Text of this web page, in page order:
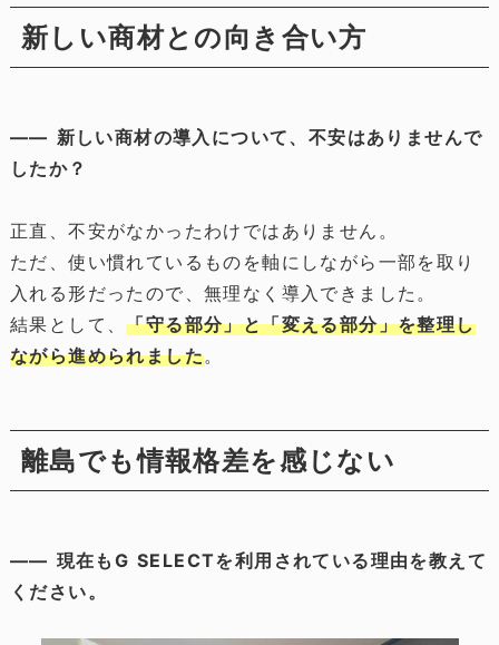
新しい商材との向き合い方
―― 新しい商材の導入について、不安はありませんで
したか？
正直、不安がなかったわけではありません。
ただ、使い慣れているものを軸にしながら一部を取り
入れる形だったので、無理なく導入できました。
結果として、「守る部分」と「変える部分」を整理し
ながら進められました。
離島でも情報格差を感じない
―― 現在もG SELECTを利用されている理由を教えて
ください。